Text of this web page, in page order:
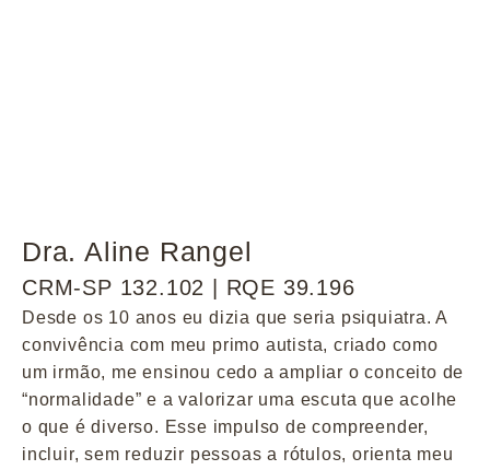
Dra. Aline Rangel
CRM-SP 132.102 | RQE 39.196
Desde os 10 anos eu dizia que seria psiquiatra. A
convivência com meu primo autista, criado como
um irmão, me ensinou cedo a ampliar o conceito de
“normalidade” e a valorizar uma escuta que acolhe
o que é diverso. Esse impulso de compreender,
incluir, sem reduzir pessoas a rótulos, orienta meu